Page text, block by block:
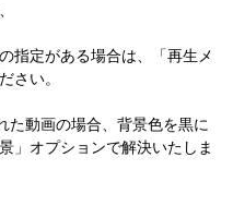
指定がある場合は、「再生メ
さい。
た動画の場合、背景色を黒に
」オプションで解決いたしま